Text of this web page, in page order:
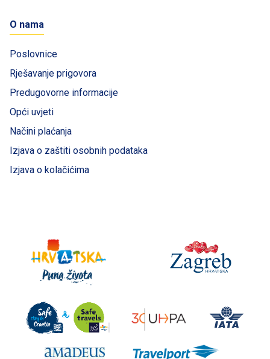
O nama
Poslovnice
Rješavanje prigovora
Predugovorne informacije
Opći uvjeti
Načini plaćanja
Izjava o zaštiti osobnih podataka
Izjava o kolačićima